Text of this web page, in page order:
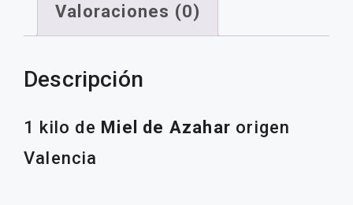
Valoraciones (0)
Descripción
1 kilo de Miel de Azahar origen
Valencia